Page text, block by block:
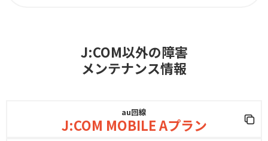
J:COM以外の障害
メンテナンス情報
au回線
J:COM MOBILE Aプラン